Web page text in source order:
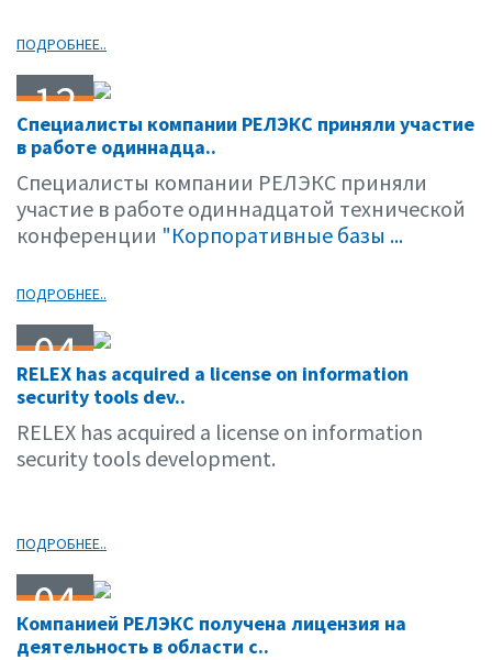
ПОДРОБНЕЕ..
12
04.06
Специалисты компании РЕЛЭКС приняли участие
в работе одиннадца..
Специалисты компании РЕЛЭКС приняли
участие в работе одиннадцатой технической
конференции "Корпоративные базы ...
ПОДРОБНЕЕ..
04
04.06
RELEX has acquired a license on information
security tools dev..
RELEX has acquired a license on information
security tools development.
ПОДРОБНЕЕ..
04
04.06
Компанией РЕЛЭКС получена лицензия на
деятельность в области с..